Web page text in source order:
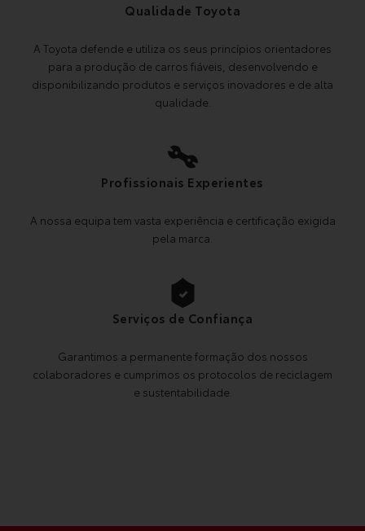
Qualidade Toyota
A Toyota defende e utiliza os seus princípios orientadores
para a produção de carros fiáveis, desenvolvendo e
disponibilizando produtos e serviços inovadores e de alta
qualidade.
Profissionais Experientes
A nossa equipa tem vasta experiência e certificação exigida
pela marca.
Serviços de Confiança
Garantimos a permanente formação dos nossos
colaboradores e cumprimos os protocolos de reciclagem
e sustentabilidade.